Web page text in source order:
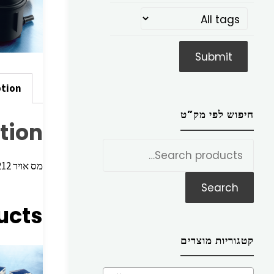
מס אויר 314x145x51 07> W20412> R172,09> W212
חיפוש לפי מק”ט
Search
קטגוריות מוצרים